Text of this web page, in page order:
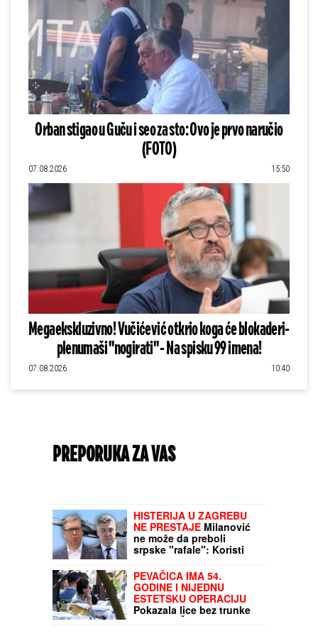
Orban stigao u Guču i seo za sto: Ovo je prvo naručio
(FOTO)
07.08.2026 15:50
Megaekskluzivno! Vučićević otkrio koga će blokaderi-
plenumaši "nogirati" - Na spisku 99 imena!
07.08.2026 10:40
PREPORUKA ZA VAS
DEČJA SOBA IH BILA PREPUNA!Horor na
Avali, oglasio se Vladica Stanković posle
uklanjanja gigantskog gnezda stršljenova:
"DA VIDITE OVO LUDILO"! (VIDEO)